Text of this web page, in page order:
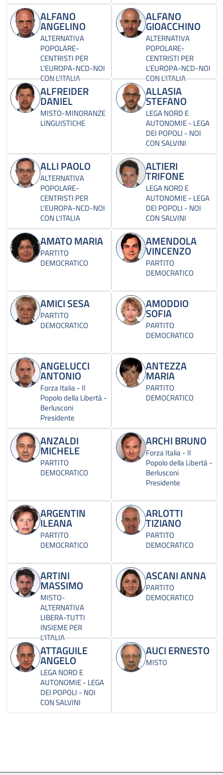
ALFANO
ANGELINO
ALTERNATIVA
POPOLARE-
CENTRISTI PER
L'EUROPA-NCD-NOI
CON L'ITALIA
ALFANO
GIOACCHINO
ALTERNATIVA
POPOLARE-
CENTRISTI PER
L'EUROPA-NCD-NOI
CON L'ITALIA
ALFREIDER
DANIEL
MISTO-MINORANZE
LINGUISTICHE
ALLASIA
STEFANO
LEGA NORD E
AUTONOMIE - LEGA
DEI POPOLI - NOI
CON SALVINI
ALLI PAOLO
ALTERNATIVA
POPOLARE-
CENTRISTI PER
L'EUROPA-NCD-NOI
CON L'ITALIA
ALTIERI
TRIFONE
LEGA NORD E
AUTONOMIE - LEGA
DEI POPOLI - NOI
CON SALVINI
AMATO MARIA
PARTITO
DEMOCRATICO
AMENDOLA
VINCENZO
PARTITO
DEMOCRATICO
AMICI SESA
PARTITO
DEMOCRATICO
AMODDIO
SOFIA
PARTITO
DEMOCRATICO
ANGELUCCI
ANTONIO
Forza Italia - Il
Popolo della Libertà -
Berlusconi
Presidente
ANTEZZA
MARIA
PARTITO
DEMOCRATICO
ANZALDI
MICHELE
PARTITO
DEMOCRATICO
ARCHI BRUNO
Forza Italia - Il
Popolo della Libertà -
Berlusconi
Presidente
ARGENTIN
ILEANA
PARTITO
DEMOCRATICO
ARLOTTI
TIZIANO
PARTITO
DEMOCRATICO
ARTINI
MASSIMO
MISTO-
ALTERNATIVA
LIBERA-TUTTI
INSIEME PER
L'ITALIA
ASCANI ANNA
PARTITO
DEMOCRATICO
ATTAGUILE
ANGELO
LEGA NORD E
AUTONOMIE - LEGA
DEI POPOLI - NOI
CON SALVINI
AUCI ERNESTO
MISTO